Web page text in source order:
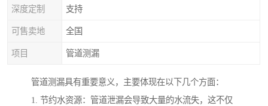
深度定制 支持
可售卖地 全国
项目 管道测漏
管道测漏具有重要意义，主要体现在以下几个方面：
1. 节约水资源：管道泄漏会导致大量的水流失，这不仅